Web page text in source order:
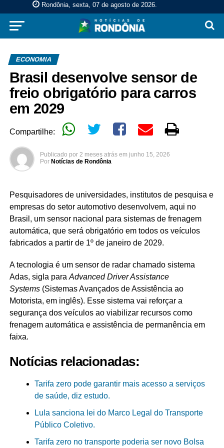
Rondônia, sexta, 07 de agosto de 2026.
ECONOMIA
Brasil desenvolve sensor de
freio obrigatório para carros
em 2029
Compartilhe:
Publicado por 2 meses atrás em junho 15, 2026
Por Notícias de Rondônia
Pesquisadores de universidades, institutos de pesquisa e
empresas do setor automotivo desenvolvem, aqui no
Brasil, um sensor nacional para sistemas de frenagem
automática, que será obrigatório em todos os veículos
fabricados a partir de 1º de janeiro de 2029.
A tecnologia é um sensor de radar chamado sistema
Adas, sigla para Advanced Driver Assistance
Systems(Sistemas Avançados de Assistência ao
Motorista, em inglês). Esse sistema vai reforçar a
segurança dos veículos ao viabilizar recursos como
frenagem automática e assistência de permanência em
faixa.
Notícias relacionadas:
Tarifa zero pode garantir mais acesso a serviços
de saúde, diz estudo.
Lula sanciona lei do Marco Legal do Transporte
Público Coletivo.
Tarifa zero no transporte poderia ser novo Bolsa